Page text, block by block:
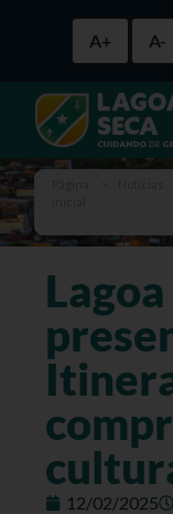
A+ A-
12/02/2025